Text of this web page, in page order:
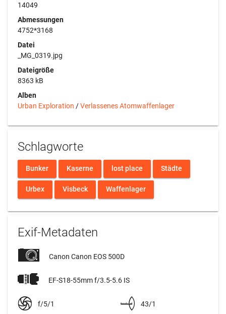
14049
Abmessungen
4752*3168
Datei
_MG_0319.jpg
Dateigröße
8363 kB
Alben
Urban Exploration /Verlassenes Atomwaffenlager
Schlagworte
Bunker Kaserne lost place Städte
Urbex Visbeck Waffenlager
Exif-Metadaten
Canon Canon EOS 500D
EF-S18-55mm f/3.5-5.6 IS
f/5/1 43/1